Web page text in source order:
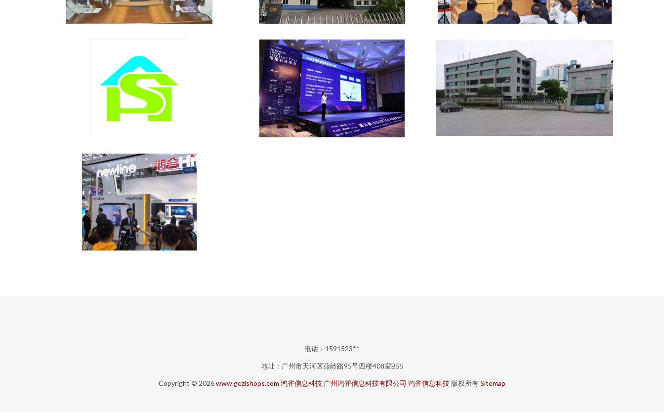
电话：1591523**
地址：广州市天河区燕岭路95号四楼408室B55
Copyright © 2026www.gezishops.com 鸿雀信息科技 广州鸿雀信息科技有限公司 鸿雀信息科技 版权所有Sitemap